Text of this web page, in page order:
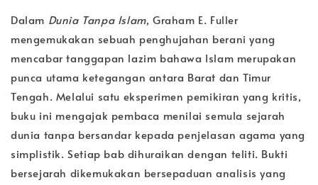
Dalam Dunia Tanpa Islam, Graham E. Fuller
mengemukakan sebuah penghujahan berani yang
mencabar tanggapan lazim bahawa Islam merupakan
punca utama ketegangan antara Barat dan Timur
Tengah. Melalui satu eksperimen pemikiran yang kritis,
buku ini mengajak pembaca menilai semula sejarah
dunia tanpa bersandar kepada penjelasan agama yang
simplistik. Setiap bab dihuraikan dengan teliti. Bukti
bersejarah dikemukakan bersepaduan analisis yang